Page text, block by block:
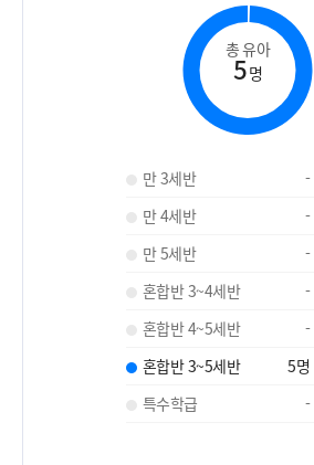
총 유아
5명
만 3세반 -
만 4세반
-
만 5세반
-
혼합반 3~4세반
-
혼합반 4~5세반
-
혼합반 3~5세반
5명
특수학급
-